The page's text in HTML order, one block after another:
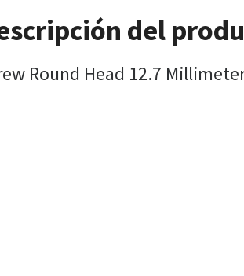
del
Round Head 12.7